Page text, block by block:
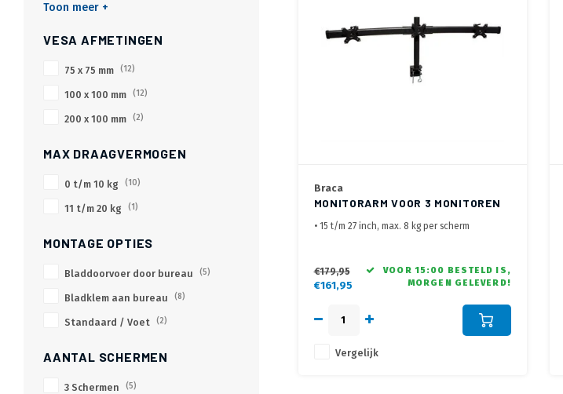
Toon meer +
VESA AFMETINGEN
75 x 75 mm (12)
100 x 100 mm (12)
200 x 100 mm (2)
MAX DRAAGVERMOGEN
0 t/m 10 kg (10)
11 t/m 20 kg (1)
MONTAGE OPTIES
Bladdoorvoer door bureau (5)
Bladklem aan bureau (8)
Standaard / Voet (2)
AANTAL SCHERMEN
3 Schermen (5)
Braca
MONITORARM VOOR 3 MONITOREN
• 15 t/m 27 inch, max. 8 kg per scherm
€179,95
€161,95
VOOR 15:00 BESTELD IS,
MORGEN GELEVERD!
Vergelijk